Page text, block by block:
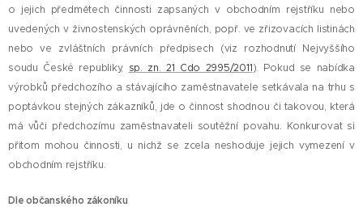
o jejich předmětech činnosti zapsaných v obchodním rejstříku nebo
uvedených v živnostenských oprávněních, popř. ve zřizovacích listinách
nebo ve zvláštních právních předpisech (viz rozhodnutí Nejvyššího
soudu České republiky, sp. zn. 21 Cdo 2995/2011). Pokud se nabídka
výrobků předchozího a stávajícího zaměstnavatele setkávala na trhu s
poptávkou stejných zákazníků, jde o činnost shodnou či takovou, která
má vůči předchozímu zaměstnavateli soutěžní povahu. Konkurovat si
přitom mohou činnosti, u nichž se zcela neshoduje jejich vymezení v
obchodním rejstříku.
Dle občanského zákoníku